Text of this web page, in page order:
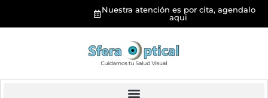
Nuestra atención es por cita, agendalo
aqui